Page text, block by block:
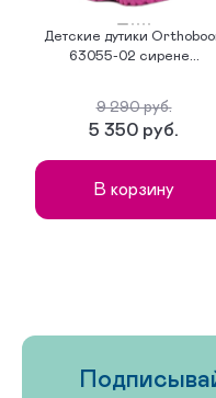
Сложная
09-01-01 сложная без
09-01-07
Детские дутики
63055-02 сирене...
9 290 руб.
5 350 руб.
В корзину